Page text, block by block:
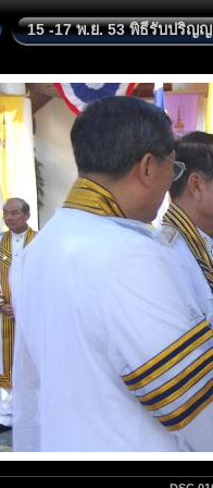
15 -17 พ.ย. 53 พิธีรับปริญ